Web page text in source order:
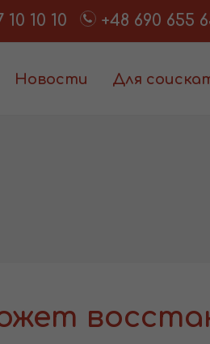
10 10 +48 690 655
Новости Для